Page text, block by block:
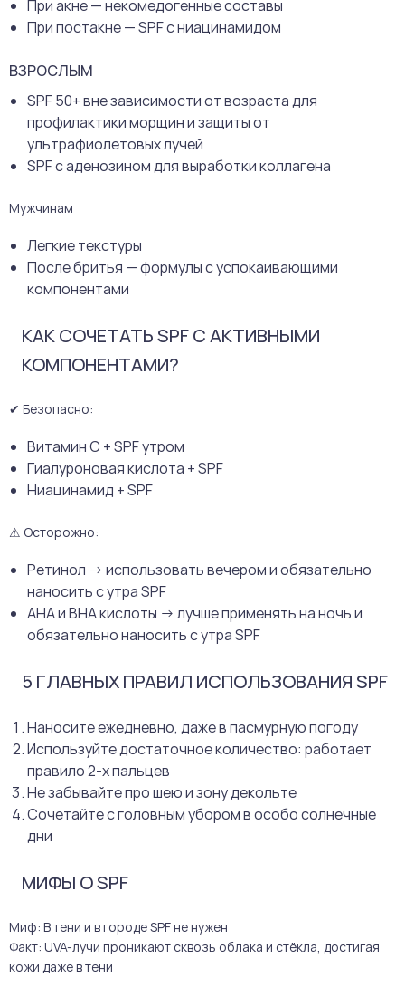
При акне — некомедогенные составы
При постакне — SPF с ниацинамидом
ВЗРОСЛЫМ
SPF 50+ вне зависимости от возраста для
профилактики морщин и защиты от
ультрафиолетовых лучей
SPF с аденозином для выработки коллагена
Мужчинам
Легкие текстуры
После бритья — формулы с успокаивающими
компонентами
КАК СОЧЕТАТЬ SPF С АКТИВНЫМИ
КОМПОНЕНТАМИ?
✔ Безопасно:
Витамин C + SPF утром
Гиалуроновая кислота + SPF
Ниацинамид + SPF
⚠ Осторожно:
Ретинол → использовать вечером и обязательно
наносить с утра SPF
AHA и BHA кислоты → лучше применять на ночь и
обязательно наносить с утра SPF
5 ГЛАВНЫХ ПРАВИЛ ИСПОЛЬЗОВАНИЯ SPF
Наносите ежедневно, даже в пасмурную погоду
Используйте достаточное количество: работает
правило 2-х пальцев
Не забывайте про шею и зону декольте
Сочетайте с головным убором в особо солнечные
дни
МИФЫ О SPF
Миф: В тени и в городе SPF не нужен
Факт: UVA-лучи проникают сквозь облака и стёкла, достигая
кожи даже в тени